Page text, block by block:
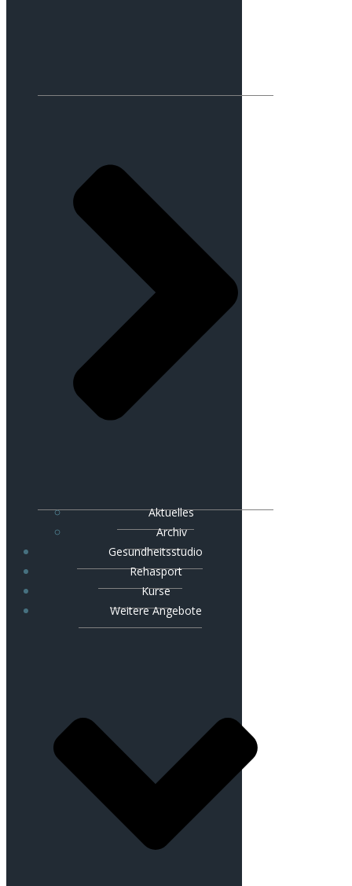
Aktuelles
Archiv
Gesundheitsstudio
Rehasport
Kurse
Weitere Angebote